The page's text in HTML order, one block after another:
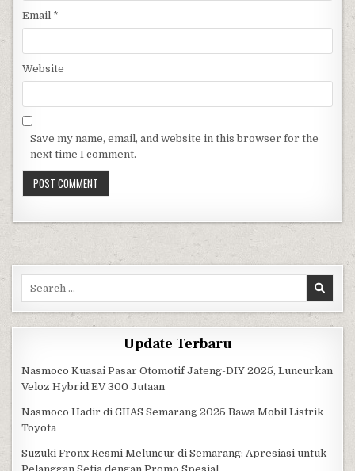
Email *
Website
Save my name, email, and website in this browser for the
next time I comment.
Update Terbaru
Nasmoco Kuasai Pasar Otomotif Jateng-DIY 2025, Luncurkan
Veloz Hybrid EV 300 Jutaan
Nasmoco Hadir di GIIAS Semarang 2025 Bawa Mobil Listrik
Toyota
Suzuki Fronx Resmi Meluncur di Semarang: Apresiasi untuk